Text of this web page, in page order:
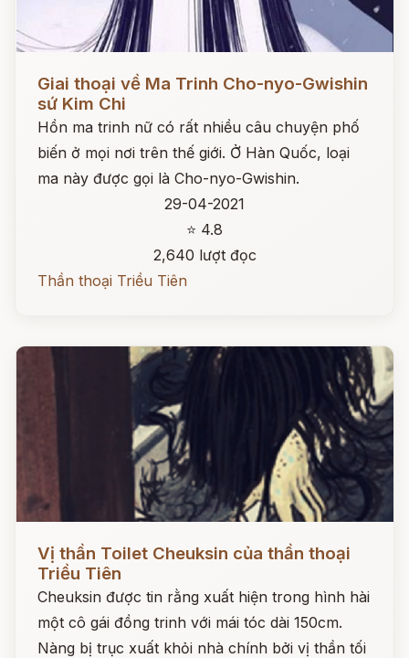
Giai thoại về Ma Trinh Cho-nyo-Gwishin
sứ Kim Chi
Hồn ma trinh nữ có rất nhiều câu chuyện phố
biến ở mọi nơi trên thế giới. Ở Hàn Quốc, loại
ma này được gọi là Cho-nyo-Gwishin.
29-04-2021
⭐ 4.8
2,640 lượt đọc
Thần thoại Triều Tiên
Đọc ngay
Vị thần Toilet Cheuksin của thần thoại
Triều Tiên
Cheuksin được tin rằng xuất hiện trong hình hài
một cô gái đồng trinh với mái tóc dài 150cm.
Nàng bị trục xuất khỏi nhà chính bởi vị thần tối